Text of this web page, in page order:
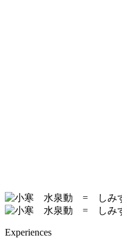
Experiences